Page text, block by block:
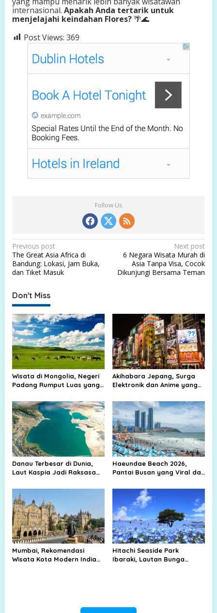
internasional. Apakah Anda tertarik untuk
menjelajahi keindahan Flores? 🌴🌊
Post Views: 369
Follow Us
P
o
s
t
n
a
v
i
g
a
t
i
o
n
Previous post
The Great Asia Africa di
Bandung: Lokasi, Jam Buka,
dan Tiket Masuk
Next post
6 Negara Wisata Murah di
Asia Tanpa Visa, Cocok
Dikunjungi Bersama Teman
Don't Miss
Wisata di Mongolia, Negeri
Padang Rumput Luas yang
Lebih Dekat
Akihabara Jepang, Surga
Elektronik dan Anime yang
Danau Terbesar di Dunia,
Laut Kaspia Jadi Raksasa
Haeundae Beach 2026,
Pantai Busan yang Viral dan
Wisatawan
Mumbai, Rekomendasi
Wisata Kota Modern India
Hitachi Seaside Park
Ibaraki, Lautan Bunga